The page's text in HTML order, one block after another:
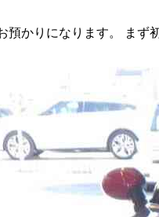
預かりになります。 ま